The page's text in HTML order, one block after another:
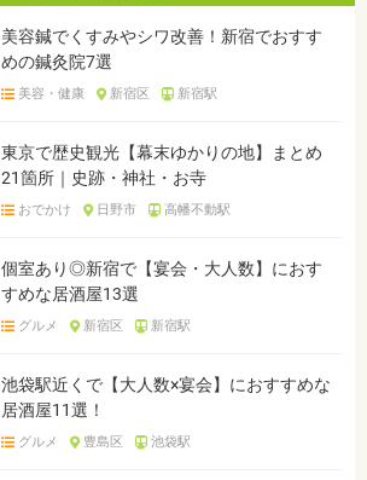
美容鍼でくすみやシワ改善！新宿でおすす
めの鍼灸院7選
美容・健康 新宿区 新宿駅
東京で歴史観光【幕末ゆかりの地】まとめ
21箇所｜史跡・神社・お寺
おでかけ 日野市 高幡不動駅
個室あり◎新宿で【宴会・大人数】におす
すめな居酒屋13選
グルメ 新宿区 新宿駅
池袋駅近くで【大人数×宴会】におすすめな
居酒屋11選！
グルメ 豊島区 池袋駅